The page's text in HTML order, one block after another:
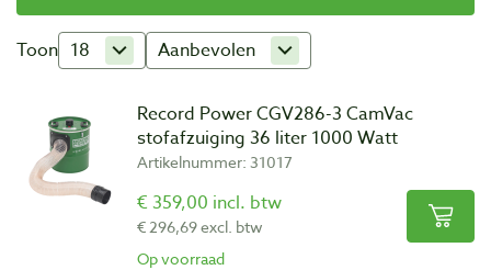
Toon 18 Aanbevolen
Record Power CGV286-3 CamVac
stofafzuiging 36 liter 1000 Watt
Artikelnummer: 31017
€ 359,00 incl. btw
€ 296,69 excl. btw
Op voorraad